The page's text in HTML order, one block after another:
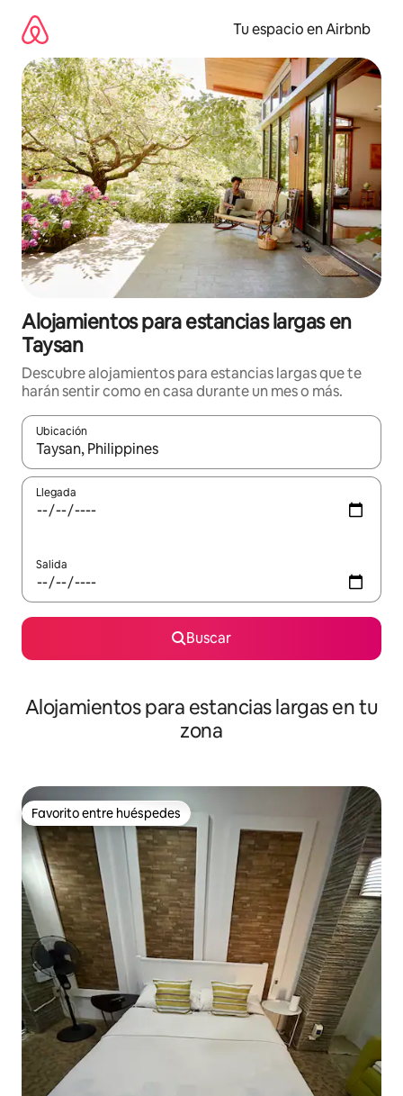
contenido
Tu espacio en Airbnb
Alojamientos para estancias largas en
Taysan
Descubre alojamientos para estancias largas que te
harán sentir como en casa durante un mes o más.
Ubicación
Cuando los resultados estén disponibles, podrás navegar
Llegada
Salida
Buscar
Alojamientos para estancias largas en tu
zona
Favorito entre huéspedes
Favorito entre huéspedes